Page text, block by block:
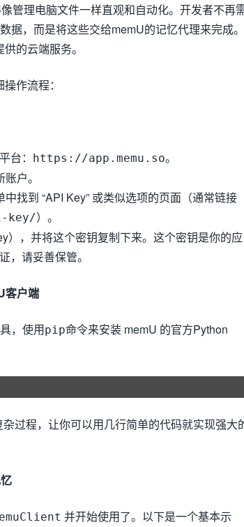
管理电脑文件一样直观和自动化。开发者不再
据，而是将这些交给memU的记忆代理来完成。
的云端服务。
作流程：
台： https://app.memu.so。
户。
找到 “API Key” 或类似选项的页面（通常链接
key/）。
），并将这个密钥复制下来。这个密钥是你的应
，请妥善保管。
客户端
，使用pip命令来安装 memU 的官方Python
过程，让你可以用几行简单的代码就实现强大
并开始使用了。以下是一个基本示